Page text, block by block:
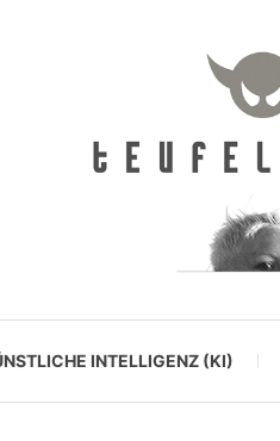
INTELLIGENZ (KI)